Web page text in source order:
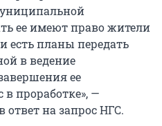
ее имеют право жители
есть планы передать
в ведение
ее
в проработке», —
ответ на запрос НГС.